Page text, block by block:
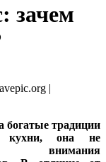
зачем
|
богатые традиции
кухни, она не
внимания